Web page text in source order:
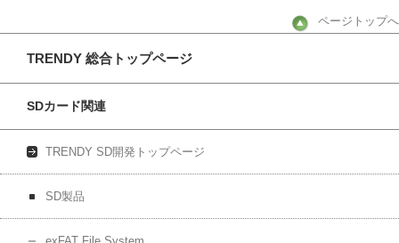
ページトップへ
TRENDY 総合トップページ
SDカード関連
TRENDY SD開発トップページ
SD製品